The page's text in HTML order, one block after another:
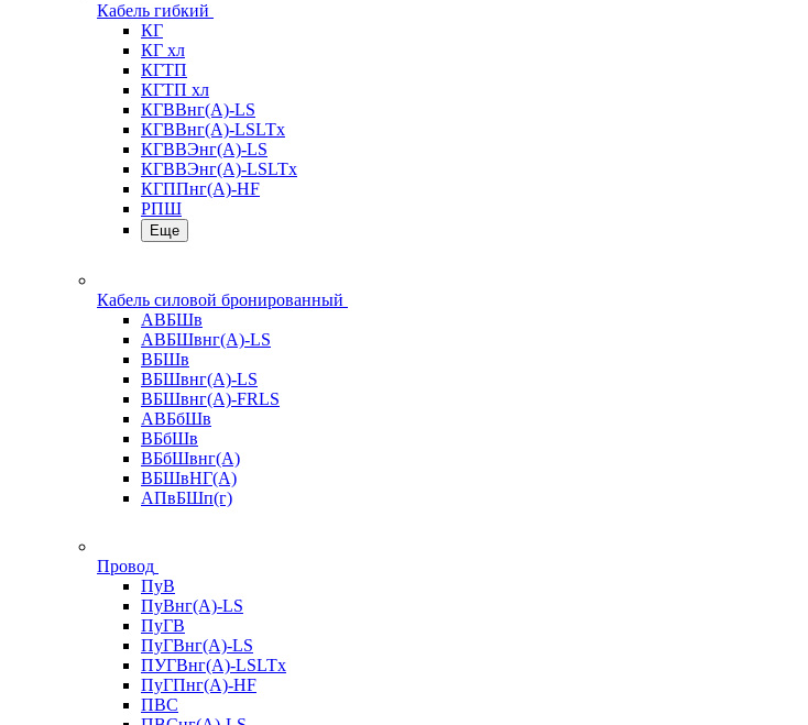
Кабель гибкий
КГ
КГ хл
КГТП
КГТП хл
КГВВнг(А)-LS
КГВВнг(А)-LSLTx
КГВВЭнг(А)-LS
КГВВЭнг(А)-LSLTx
КГППнг(А)-HF
РПШ
Еще
Кабель силовой бронированный
АВБШв
АВБШвнг(А)-LS
ВБШв
ВБШвнг(А)-LS
ВБШвнг(А)-FRLS
АВБбШв
ВБбШв
ВБбШвнг(А)
ВБШвНГ(А)
АПвБШп(г)
Провод
ПуВ
ПуВнг(А)-LS
ПуГВ
ПуГВнг(А)-LS
ПУГВнг(А)-LSLTx
ПуГПнг(А)-HF
ПВС